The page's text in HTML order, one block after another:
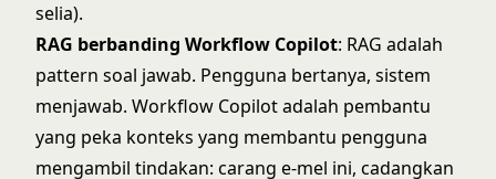
selia).
RAG berbanding Workflow Copilot: RAG adalah
pattern soal jawab. Pengguna bertanya, sistem
menjawab. Workflow Copilot adalah pembantu
yang peka konteks yang membantu pengguna
mengambil tindakan: carang e-mel ini, cadangkan